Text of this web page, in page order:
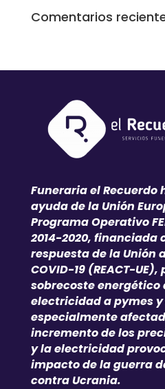
Comentarios
Funeraria el Recuerdo
ayuda de la Unión
Programa Operativo
2014-2020, financiada
respuesta de la Unión
COVID-19 (REACT-
sobrecoste
electricidad a pymes
especialmente
incremento de los
y la electricidad
impacto de la guerra
contra Ucrania.